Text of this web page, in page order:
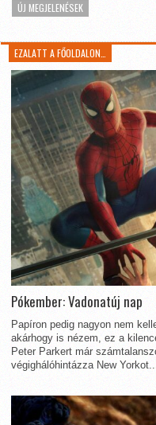
ÚJ MEGJELENÉSEK
EZALATT A FŐOLDALON…
Pókember: Vadonatúj nap
Papíron pedig nagyon nem
akárhogy is nézem, ez a
Peter Parkert már
végighálóhintázza New Yorkot...